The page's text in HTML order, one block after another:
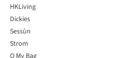
HKLiving
Dickies
Sessùn
Strom
O My Bag